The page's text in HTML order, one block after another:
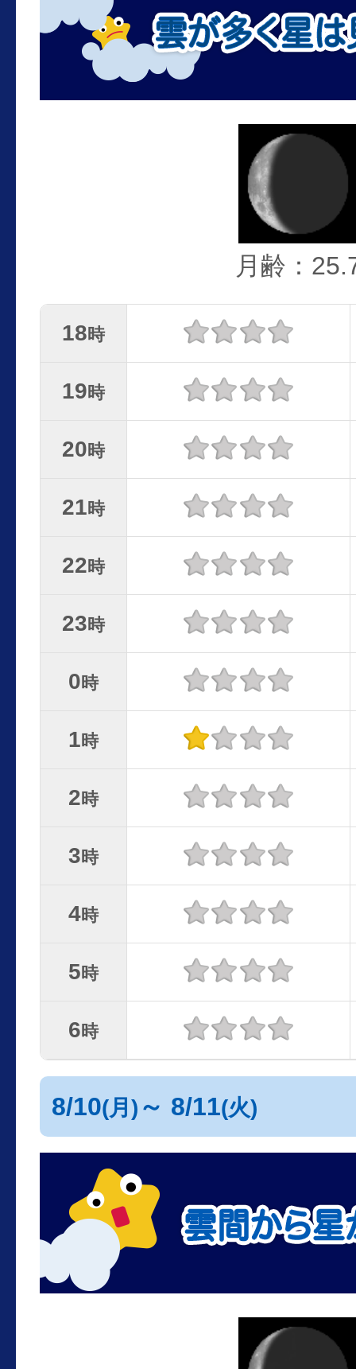
月齢：
18時
19時
20時
21時
22時
23時
0時
1時
2時
3時
4時
5時
6時
8/10(月) ～ 8/11(火)